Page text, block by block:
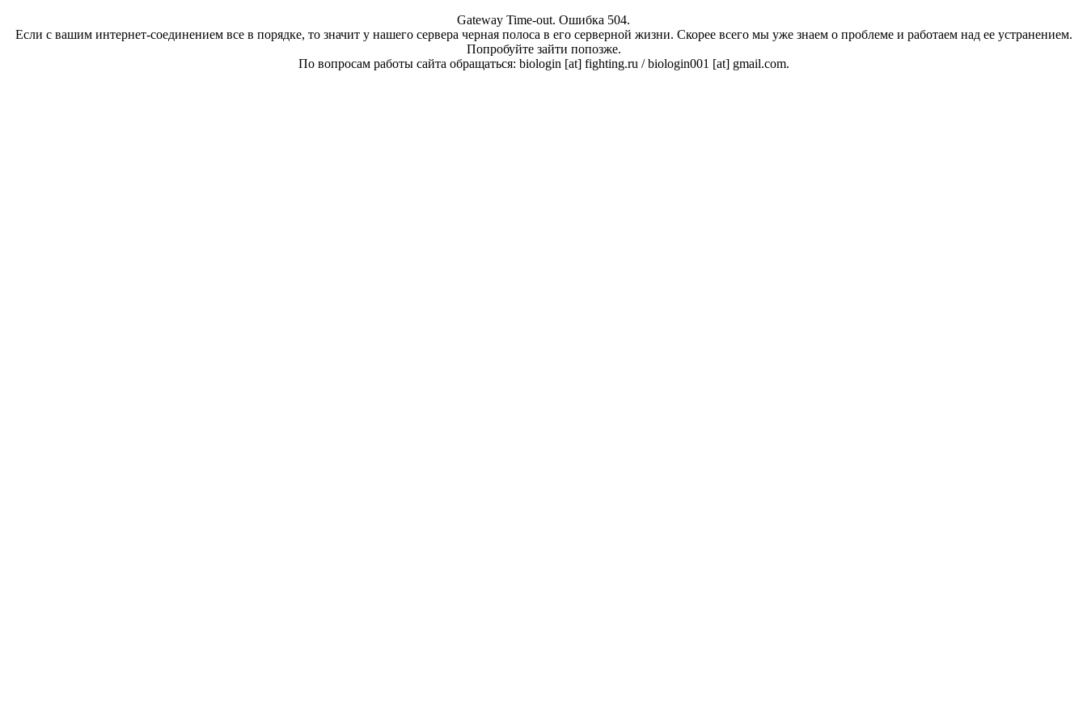
Gateway Time-out. Ошибка 504.
Если с вашим интернет-соединением все в порядке, то значит у нашего сервера черная полоса в его серверной жизни. Скорее всего мы уже знаем о проблеме и работаем над ее устранением.
Попробуйте зайти попозже.
По вопросам работы сайта обращаться: biologin [at] fighting.ru / biologin001 [at] gmail.com.